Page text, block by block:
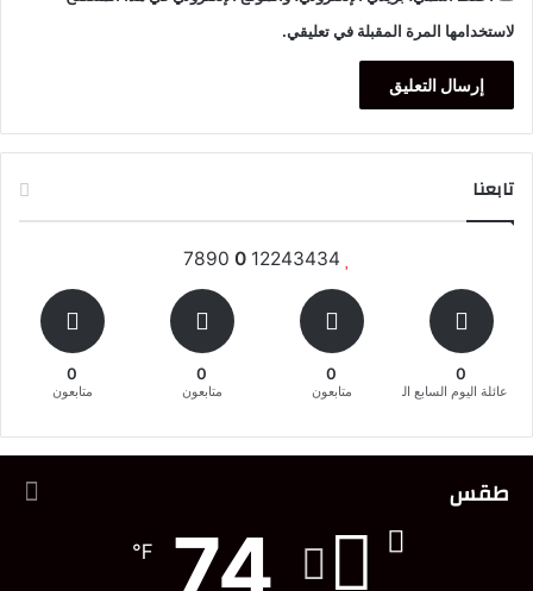
لاستخدامها المرة المقبلة في تعليقي.
تابعنا
12243434
0
0
عائلة اليوم السابع المغربية
0
متابعون
0
متابعون
0
متابعون
طقس
74
℉